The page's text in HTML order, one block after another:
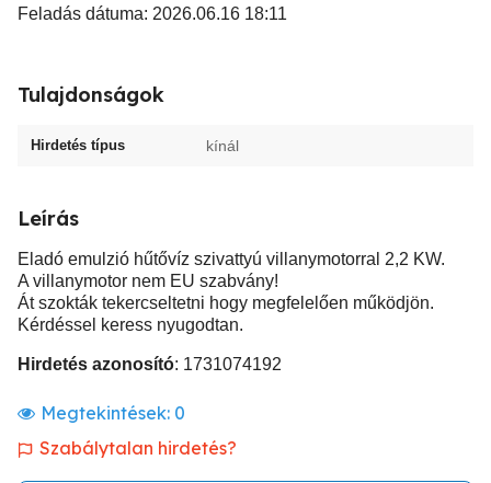
Feladás dátuma: 2026.06.16 18:11
Tulajdonságok
Hirdetés típus kínál
Leírás
Eladó emulzió hűtővíz szivattyú villanymotorral 2,2 KW.
A villanymotor nem EU szabvány!
Át szokták tekercseltetni hogy megfelelően működjön.
Kérdéssel keress nyugodtan.
Hirdetés azonosító: 1731074192
Megtekintések: 0
Szabálytalan hirdetés?